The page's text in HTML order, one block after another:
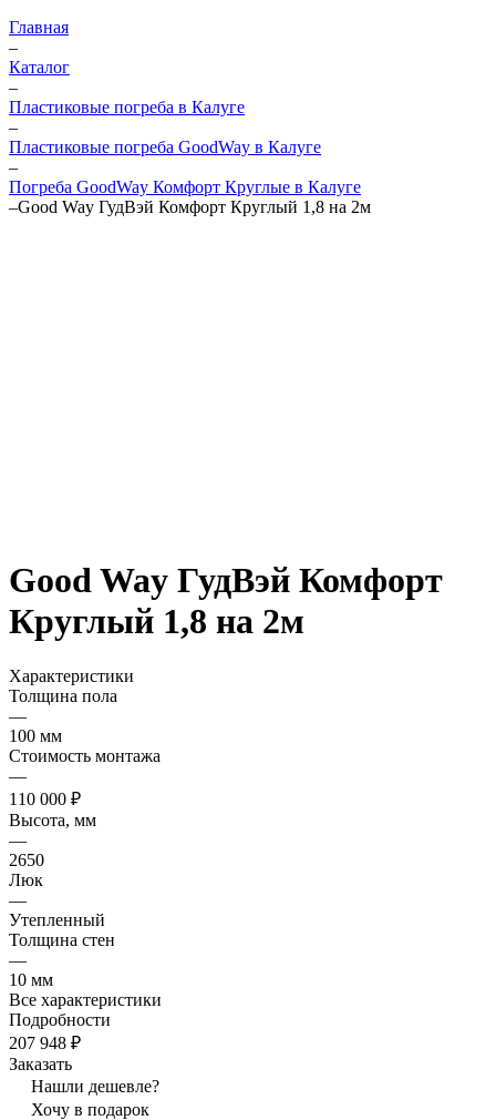
Главная
–
Каталог
–
Пластиковые погреба в Калуге
–
Пластиковые погреба GoodWay в Калуге
–
Погреба GoodWay Комфорт Круглые в Калуге
–Good Way ГудВэй Комфорт Круглый 1,8 на 2м
Good Way ГудВэй Комфорт
Круглый 1,8 на 2м
Характеристики
Толщина пола
—
100 мм
Стоимость монтажа
—
110 000 ₽
Высота, мм
—
2650
Люк
—
Утепленный
Толщина стен
—
10 мм
Все характеристики
Подробности
207 948 ₽
Заказать
Нашли дешевле?
Хочу в подарок